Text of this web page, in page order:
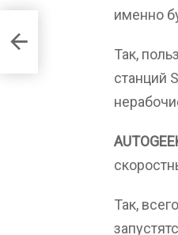
именно
Так,
станций
Так,
к